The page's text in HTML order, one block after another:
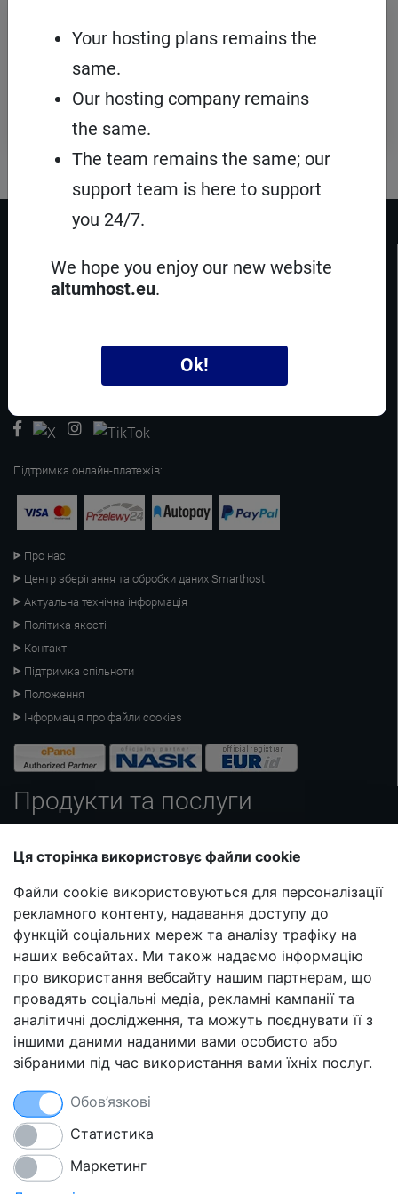
доменів з усього світу. Наші ціни
доступні кожному.
ПРО SMARTHOST
Smarthost Sp. z o.o.
Facebook
TwitterInstagram TikTok
Підтримка онлайн-платежів:
Про нас
Центр зберігання та обробки даних Smarthost
Актуальна технічна інформація
Політика якості
Контакт
Підтримка спільноти
Положення
Інформація про файли cookies
Продукти та послуги
Пакети Smart і Smart-pro
VPS хостинг
Реселлерський хостинг
Партнерська програма
Блог
FAQ
Порадники
Захист сайту від злому
Щоденне резервне копіювання
Безкоштовні SSL-сертифікати
Smarthost Datacenter безпосередньо підключений до мереж:
Your hosting plans remains the
same.
Our hosting company remains
the same.
The team remains the same; our
support team is here to support
you 24/7.
We hope you enjoy our new website
altumhost.eu.
Ok!
Ця сторінка використовує файли cookie
Файли cookie використовуються для персоналізації
рекламного контенту, надавання доступу до
функцій соціальних мереж та аналізу трафіку на
наших вебсайтах. Ми також надаємо інформацію
про використання вебсайту нашим партнерам, що
провадять соціальні медіа, рекламні кампанії та
аналітичні дослідження, та можуть поєднувати її з
іншими даними наданими вами особисто або
зібраними під час використання вами їхніх послуг.
Обов’язкові
Статистика
Маркетинг